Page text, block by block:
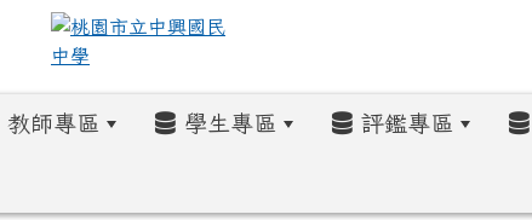
教師專區 學生專區 評鑑專區